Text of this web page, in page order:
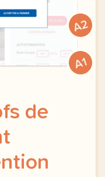
A2
A1
de